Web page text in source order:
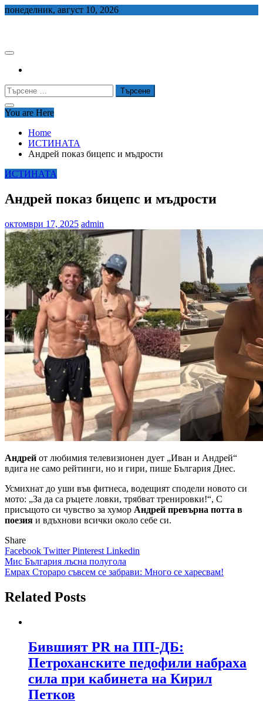
Skip
понеделник, август 10, 2026
Търсене
за:
You are Here
Home
ИСТИНАТА
Андрей показ бицепс и мъдрости
ИСТИНАТА
Андрей показ бицепс и мъдрости
октомври 17, 2025 admin
Андрей от любимия телевизионен дует „Иван и Андрей“
вдига не само рейтинги, но и гири, пише България Днес.
Усмихнат до уши във фитнеса, водещият сподели новото си
мото: „За да са ръцете ловки, трябват тренировки!“, С
присъщото си чувство за хумор Андрей превърна потта в
поезия и вдъхнови всички около себе си.
Share
Facebook TwitterPinterest Linkedin
Навигация
Мис България лъсна полугола
Емрах Стораро съвсем се забрави: Много се харесвам!
Related Posts
Бившият PR на ПП-ДБ:
Петроханските педофили набраха
сила при кабинета на Кирил
Петков